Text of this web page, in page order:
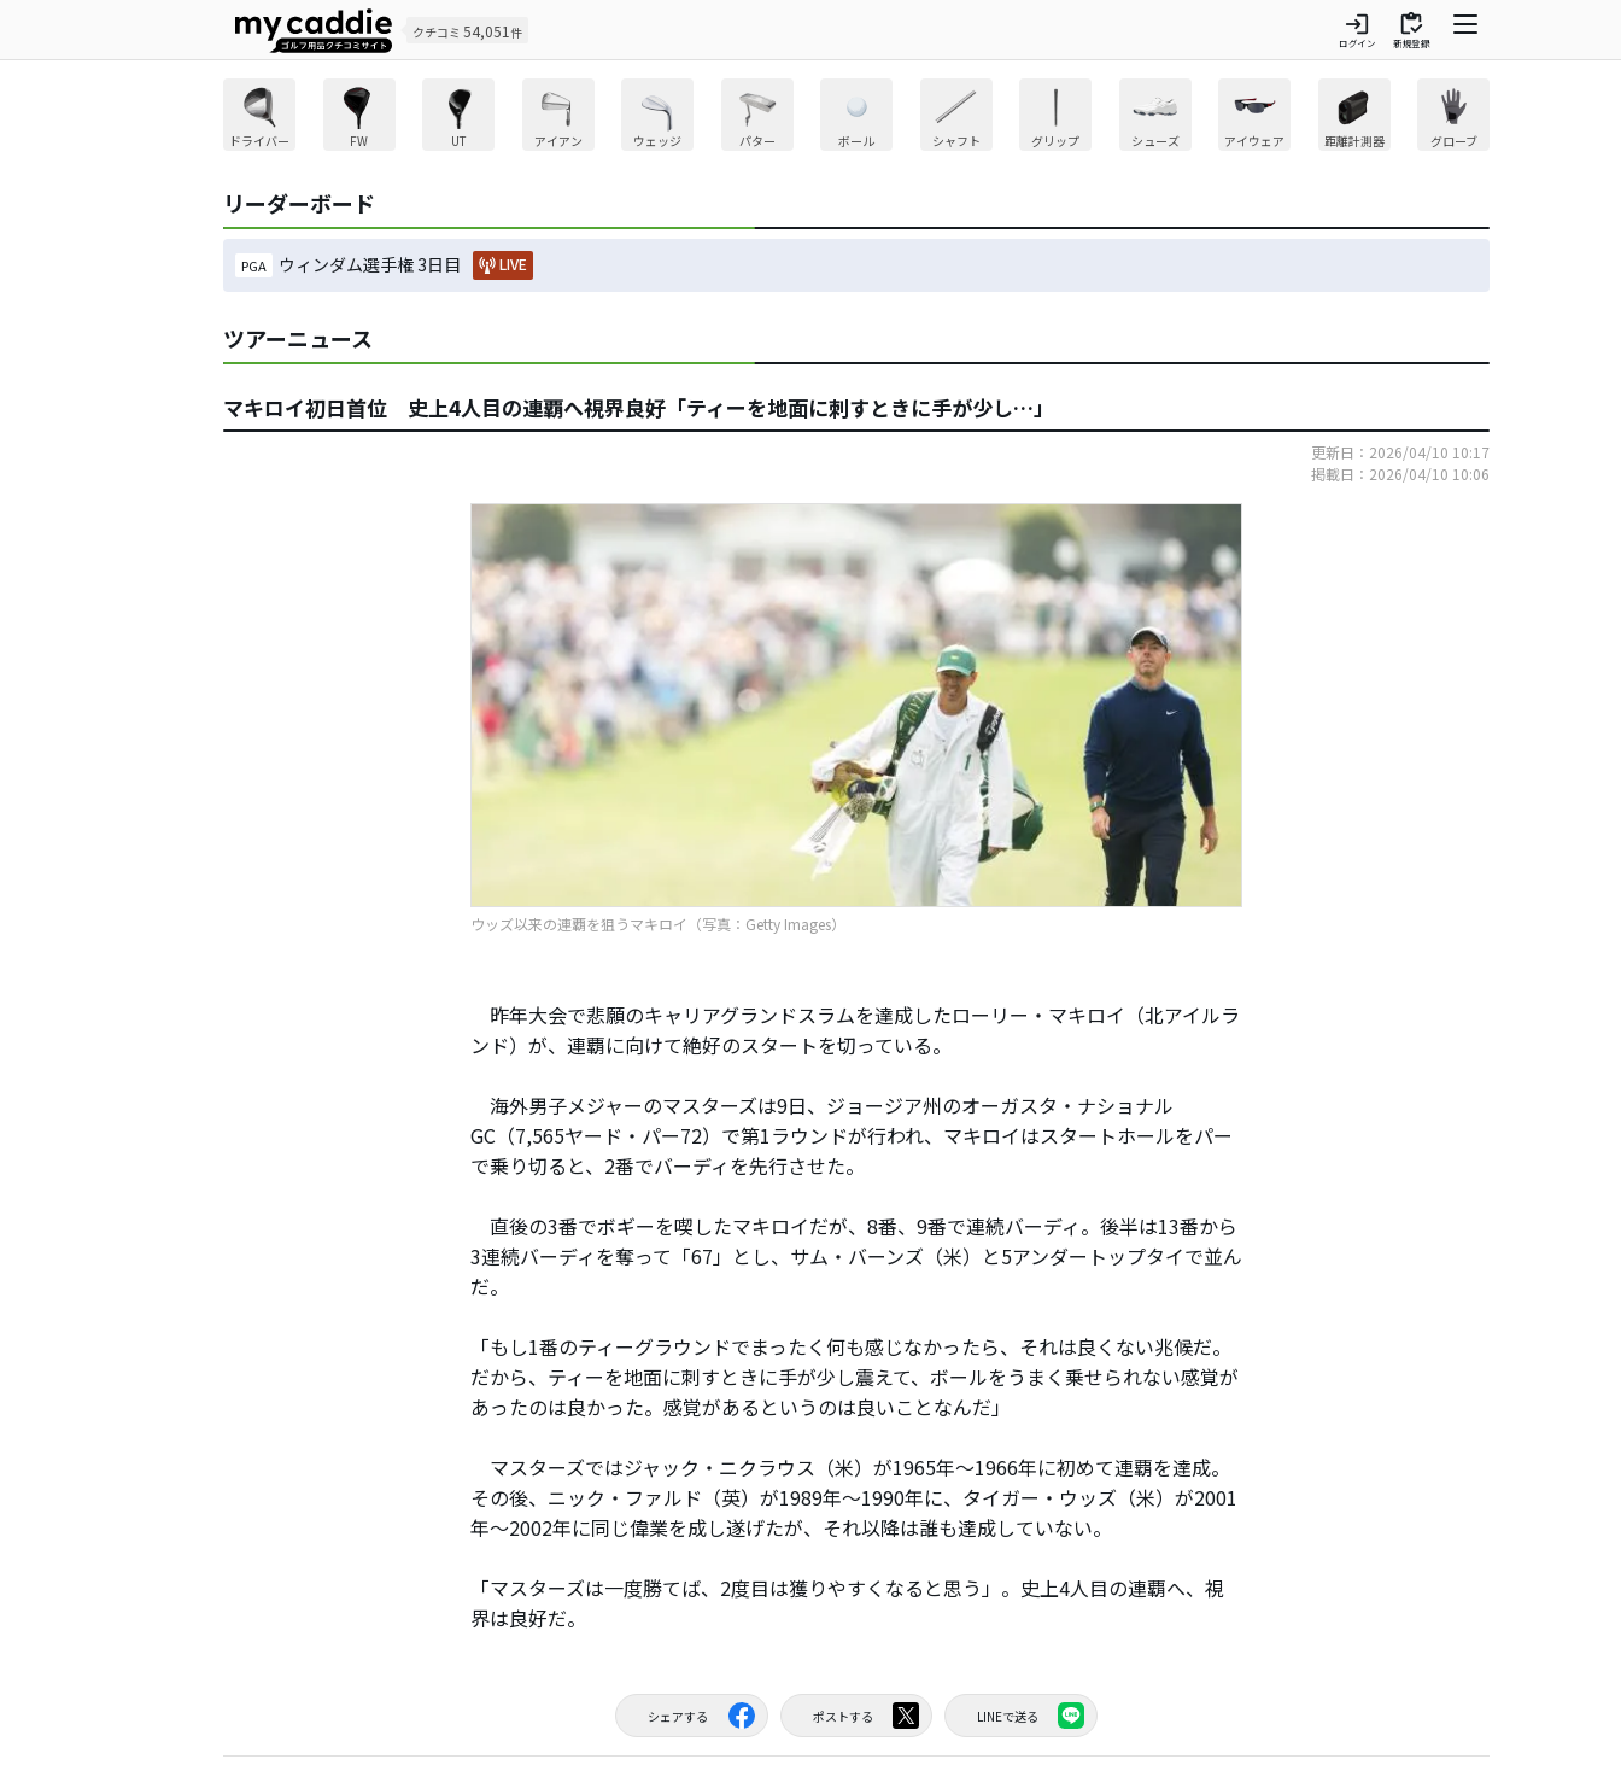
クチコミ 54,051 件 login
ログイン
inventory
新規登録
ドライバー FW UT アイアン ウェッジ パター ボール シャフト グリップ シューズ アイウェア 距離計測器 グローブ
リーダーボード
PGA ウィンダム選手権 3日目 LIVE
ツアーニュース
マキロイ初日首位 史上4人目の連覇へ視界良好「ティーを地面に刺すときに手が少し…」
更新日：2026/04/10 10:17
掲載日：2026/04/10 10:06
ウッズ以来の連覇を狙うマキロイ（写真：Getty Images）
昨年大会で悲願のキャリアグランドスラムを達成したローリー・マキロイ（北アイルラ
ンド）が、連覇に向けて絶好のスタートを切っている。
海外男子メジャーのマスターズは9日、ジョージア州のオーガスタ・ナショナル
GC（7,565ヤード・パー72）で第1ラウンドが行われ、マキロイはスタートホールをパー
で乗り切ると、2番でバーディを先行させた。
直後の3番でボギーを喫したマキロイだが、8番、9番で連続バーディ。後半は13番から
3連続バーディを奪って「67」とし、サム・バーンズ（米）と5アンダートップタイで並ん
だ。
「もし1番のティーグラウンドでまったく何も感じなかったら、それは良くない兆候だ。
だから、ティーを地面に刺すときに手が少し震えて、ボールをうまく乗せられない感覚が
あったのは良かった。感覚があるというのは良いことなんだ」
マスターズではジャック・ニクラウス（米）が1965年～1966年に初めて連覇を達成。
その後、ニック・ファルド（英）が1989年～1990年に、タイガー・ウッズ（米）が2001
年～2002年に同じ偉業を成し遂げたが、それ以降は誰も達成していない。
「マスターズは一度勝てば、2度目は獲りやすくなると思う」。史上4人目の連覇へ、視
界は良好だ。
シェアする ポストする LINEで送る